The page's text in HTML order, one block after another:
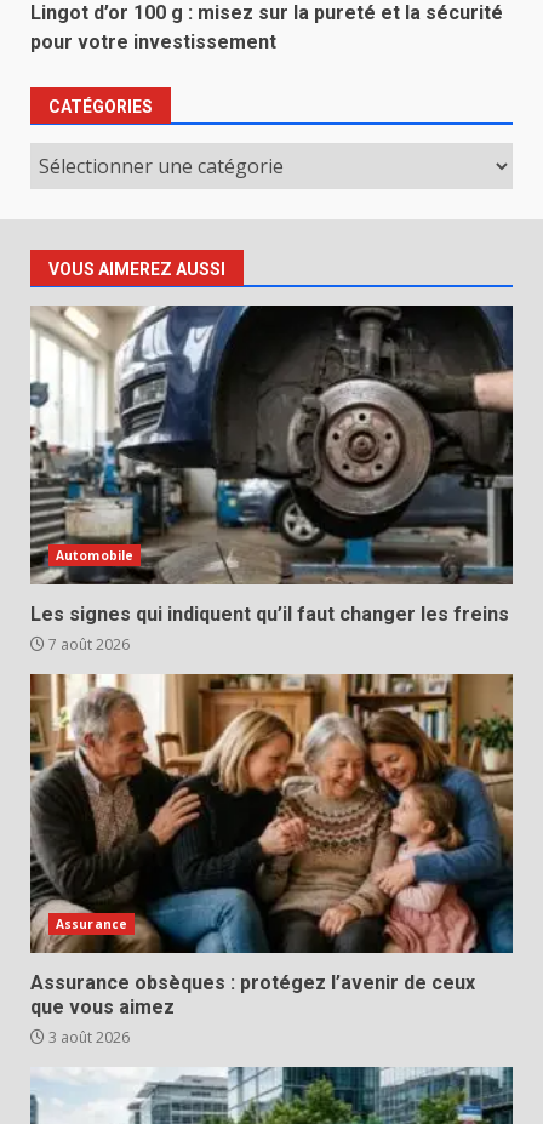
Lingot d’or 100 g : misez sur la pureté et la sécurité
pour votre investissement
CATÉGORIES
Catégories
VOUS AIMEREZ AUSSI
Automobile
Les signes qui indiquent qu’il faut changer les freins
7 août 2026
Assurance
Assurance obsèques : protégez l’avenir de ceux
que vous aimez
3 août 2026